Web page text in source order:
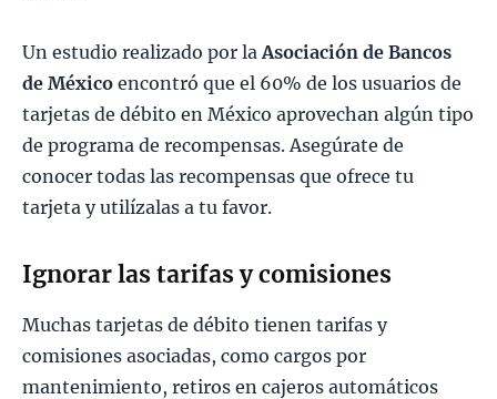
Un estudio realizado por laAsociación de Bancos
de México encontró que el 60% de los usuarios de
tarjetas de débito en México aprovechan algún tipo
de programa de recompensas. Asegúrate de
conocer todas las recompensas que ofrece tu
tarjeta y utilízalas a tu favor.
Ignorar las tarifas y comisiones
Muchas tarjetas de débito tienen tarifas y
comisiones asociadas, como cargos por
mantenimiento, retiros en cajeros automáticos